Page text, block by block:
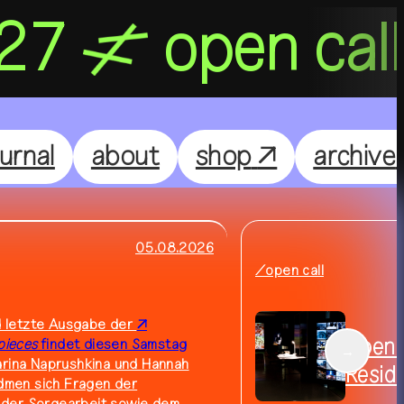
open
about shop ↗ archive
Nightflight
Feelgood
EN
05.08.2026
letzte Ausgabe der
findet diesen Samstag
Naprushkina und Hannah
sich Fragen der
/open call